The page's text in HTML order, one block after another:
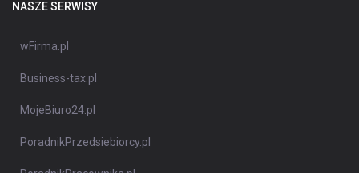
NASZE SERWISY
wFirma.pl
Business-tax.pl
MojeBiuro24.pl
PoradnikPrzedsiebiorcy.pl